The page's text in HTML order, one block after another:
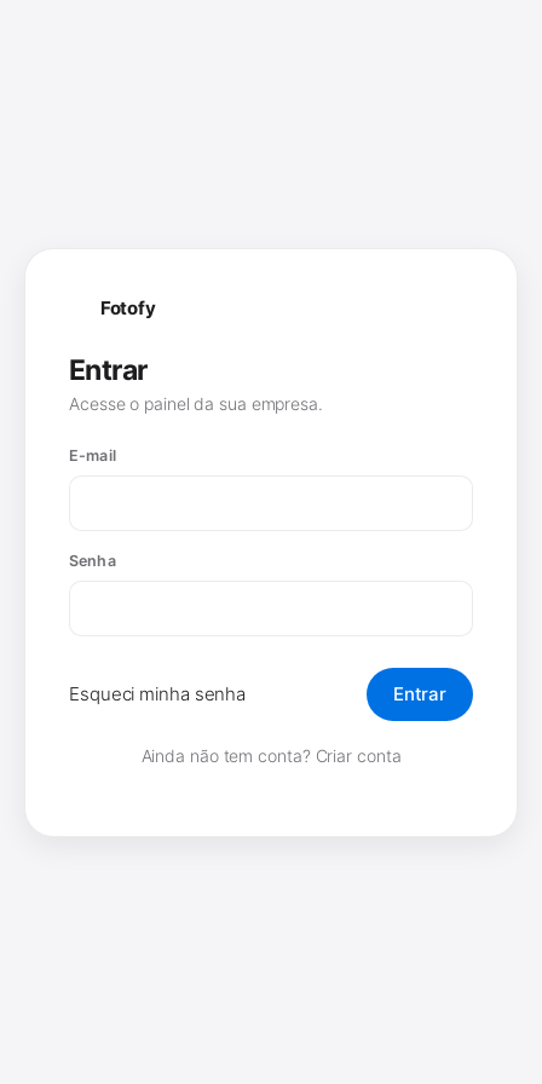
Fotofy
Entrar
Acesse o painel da sua empresa.
E-mail
Senha
Esqueci minha senha Entrar
Ainda não tem conta? Criar conta